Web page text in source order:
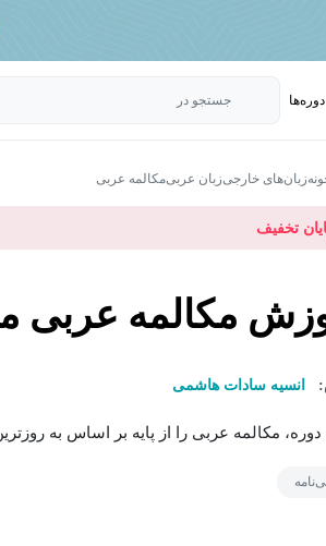
جستجو در
زبان‌های خارجیزبان عربیمکالمه عربی
تخفیف
مکالمه عربی
انسیه سادات هاشمی
دوره، مکالمه عربی را از پایه بر اساس به